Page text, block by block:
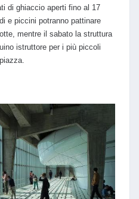
di ghiaccio aperti fino al 17
e piccini potranno pattinare
mentre il sabato la struttura
istruttore per i più piccoli